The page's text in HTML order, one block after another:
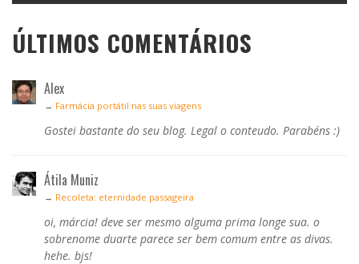
ÚLTIMOS COMENTÁRIOS
Alex
→ Farmácia portátil nas suas viagens
Gostei bastante do seu blog. Legal o conteudo. Parabéns :)
Átila Muniz
→ Recoleta: eternidade passageira
oi, márcia! deve ser mesmo alguma prima longe sua. o
sobrenome duarte parece ser bem comum entre as divas.
hehe. bjs!